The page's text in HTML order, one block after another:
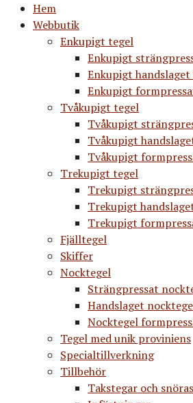
Hem
Webbutik
Enkupigt tegel
Enkupigt
Enkupigt
Enkupigt
Tvåkupigt tegel
Tvåkupigt
Tvåkupigt
Tvåkupigt
Trekupigt tegel
Trekupigt
Trekupigt
Trekupigt
Fjälltegel
Skiffer
Nocktegel
Strängpressat
Handslaget
Nocktegel
Tegel med unik proviniens
Specialtillverkning
Tillbehör
Takstegar och